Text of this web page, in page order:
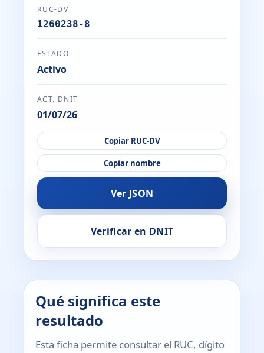
RUC-DV
1260238-8
ESTADO
Activo
ACT. DNIT
01/07/26
Copiar RUC-DV
Copiar nombre
Ver JSON
Verificar en DNIT
Qué significa este
resultado
Esta ficha permite consultar el RUC, dígito